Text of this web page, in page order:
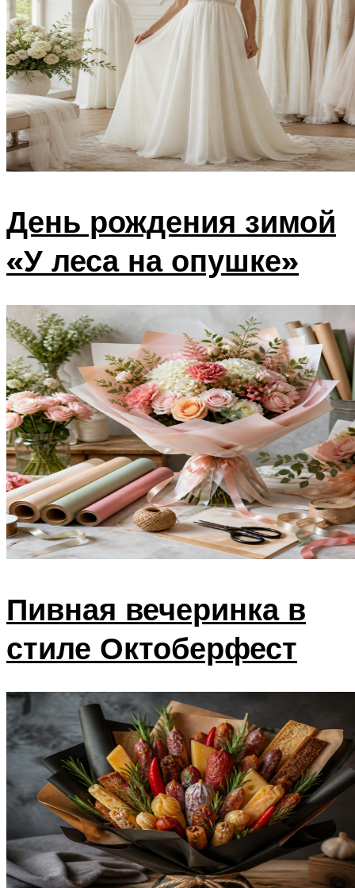
День рождения зимой
«У леса на опушке»
Пивная вечеринка в
стиле Октоберфест